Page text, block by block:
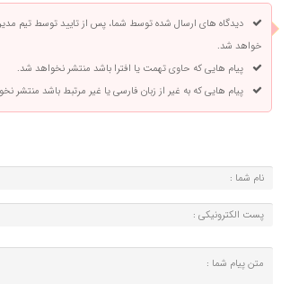
دیدگاه های ارسال شده توسط شما، پس از تایید توسط تیم
خواهد شد.
پیام هایی که حاوی تهمت یا افترا باشد منتشر نخواهد شد.
پیام هایی که به غیر از زبان فارسی یا غیر مرتبط باشد منتشر